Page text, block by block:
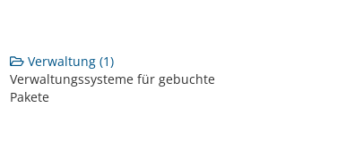
Verwaltung (1)
Verwaltungssysteme für gebuchte
Pakete